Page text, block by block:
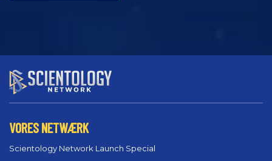
VORES NETWÆRK
Scientology Network Launch Special